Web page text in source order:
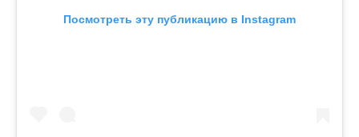
Посмотреть эту публикацию в Instagram